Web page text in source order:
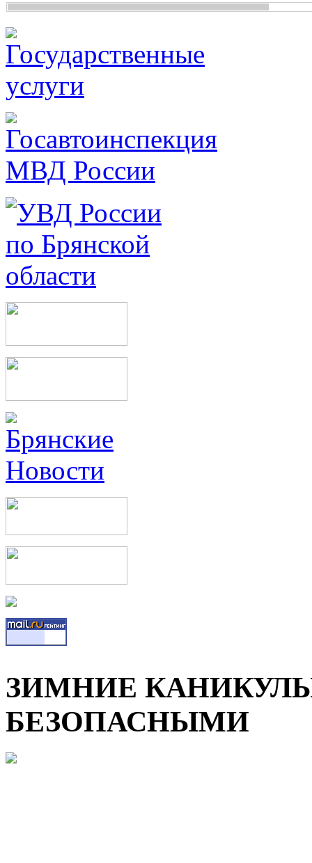
ЗИМНИЕ
БЕЗОПАСНЫМИ